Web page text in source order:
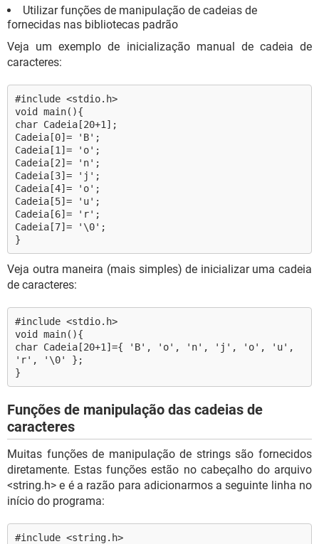
Utilizar funções de manipulação de cadeias de
fornecidas nas bibliotecas padrão
Veja um exemplo de inicialização manual de cadeia de
caracteres:
#include <stdio.h>
void main(){
char Cadeia[20+1];
Cadeia[0]= 'B';
Cadeia[1]= 'o';
Cadeia[2]= 'n';
Cadeia[3]= 'j';
Cadeia[4]= 'o';
Cadeia[5]= 'u';
Cadeia[6]= 'r';
Cadeia[7]= '\0';
}
Veja outra maneira (mais simples) de inicializar uma cadeia
de caracteres:
#include <stdio.h>
void main(){
char Cadeia[20+1]={ 'B', 'o', 'n', 'j', 'o', 'u',
'r', '\0' };
}
Funções de manipulação das cadeias de
caracteres
Muitas funções de manipulação de strings são fornecidos
diretamente. Estas funções estão no cabeçalho do arquivo
<string.h> e é a razão para adicionarmos a seguinte linha no
início do programa:
#include <string.h>